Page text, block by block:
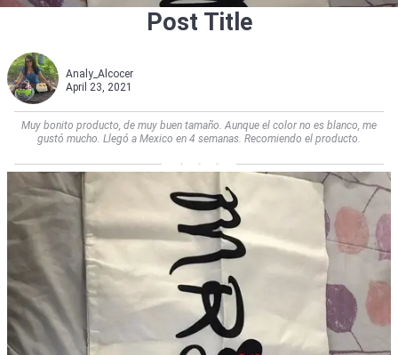
Post Title
Analy_Alcocer
April 23, 2021
Muy bonito producto, de muy buen tamaño. Aunque el color no es blanco, me
gustó mucho. Llegó a Mexico en 4 semanas. Recomiendo el producto.